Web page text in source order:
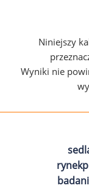
Niniejszy
Wyniki nie